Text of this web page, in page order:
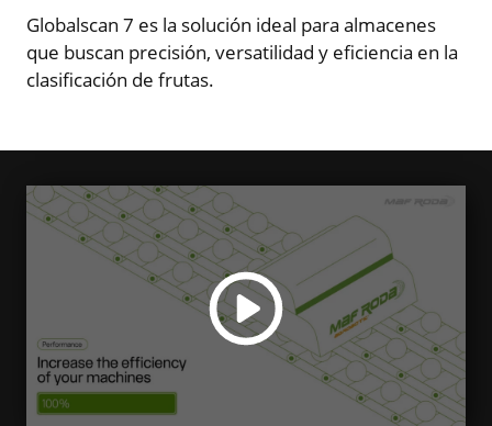
Globalscan 7 es la solución ideal para almacenes
que buscan precisión, versatilidad y eficiencia en la
clasificación de frutas.